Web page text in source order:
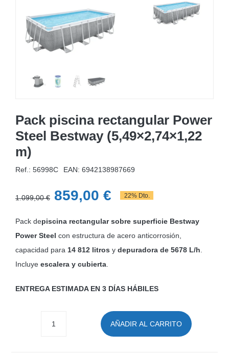
Pack piscina rectangular Power
Steel Bestway (5,49×2,74×1,22
m)
Ref.: 56998C EAN: 6942138987669
1.099,00€ El
original
era:
1.099,00 €.
859,00 €El
actual
es:
22% Dto.
Pack depiscina rectangular sobre superficie Bestway
Power Steel con estructura de acero anticorrosión,
capacidad para 14 812 litros y depuradora de 5678 L/h
Incluye escalera y cubierta.
ENTREGA ESTIMADA EN 3 DÍAS HÁBILES
AÑADIR AL CARRITO